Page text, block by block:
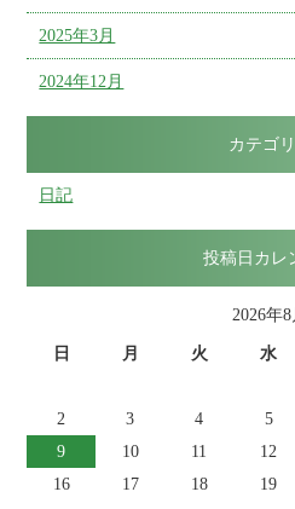
2025年3月
2024年12月
カテゴ
日記
投稿日カレ
2026年8
日 月 火 水
2
3 4 5
9
10 11 12
16
17 18 19